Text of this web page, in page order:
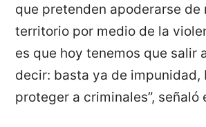
que pretenden apoderarse de
territorio por medio de la
es que hoy tenemos que salir
decir: basta ya de impunidad,
proteger a criminales”, señaló